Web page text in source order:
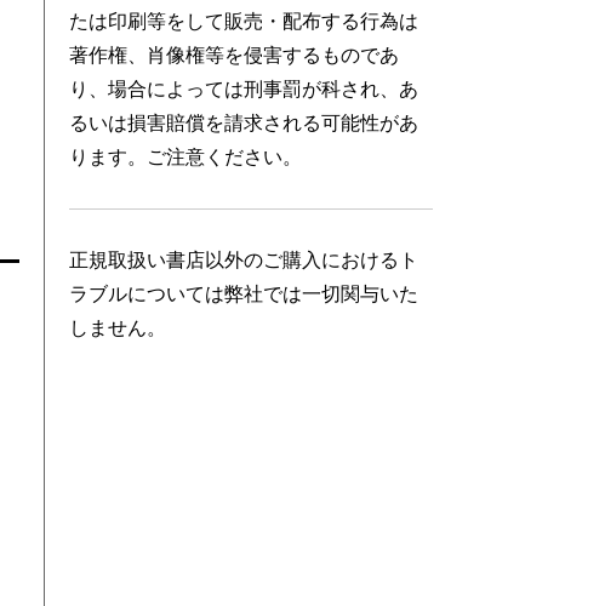
たは印刷等をして販売・配布する行為は
著作権、肖像権等を侵害するものであ
り、場合によっては刑事罰が科され、あ
るいは損害賠償を請求される可能性があ
ります。ご注意ください。
正規取扱い書店以外のご購入におけるト
ラブルについては弊社では一切関与いた
しません。